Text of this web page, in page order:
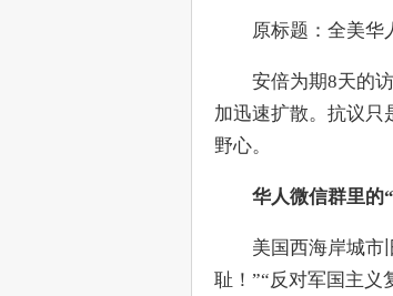
原标题：全美华
安倍为期8天的访
加迅速扩散。抗议只
野心。
华人微信群里的
美国西海岸城市旧
耻！”“反对军国主义